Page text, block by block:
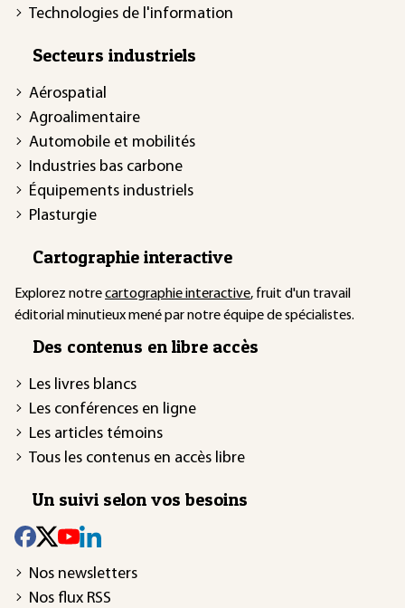
Technologies de l'information
Secteurs industriels
Aérospatial
Agroalimentaire
Automobile et mobilités
Industries bas carbone
Équipements industriels
Plasturgie
Cartographie interactive
Explorez notrecartographie interactive, fruit d'un travail
éditorial minutieux mené par notre équipe de spécialistes.
Des contenus en libre accès
Les livres blancs
Les conférences en ligne
Les articles témoins
Tous les contenus en accès libre
Un suivi selon vos besoins
Nos newsletters
Nos flux RSS